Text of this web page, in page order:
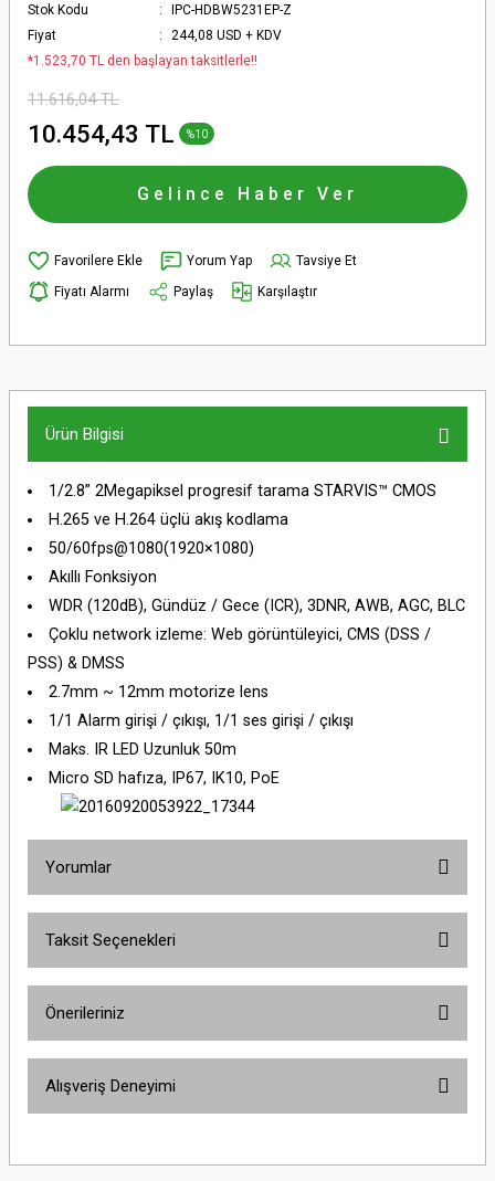
Stok Kodu
IPC-HDBW5231EP-Z
Fiyat
244,08 USD + KDV
*1.523,70 TL den başlayan taksitlerle!!
11.616,04 TL
10.454,43 TL %10
Gelince Haber Ver
Yorum Yap
Tavsiye Et
Fiyatı Alarmı
Paylaş Karşılaştır
Ürün Bilgisi
1/2.8” 2Megapiksel progresif tarama STARVIS™ CMOS
H.265 ve H.264 üçlü akış kodlama
50/60fps@1080(1920×1080)
Akıllı Fonksiyon
WDR (120dB), Gündüz / Gece (ICR), 3DNR, AWB, AGC, BLC
Çoklu network izleme: Web görüntüleyici, CMS (DSS /
PSS) & DMSS
2.7mm ~ 12mm motorize lens
1/1 Alarm girişi / çıkışı, 1/1 ses girişi / çıkışı
Maks. IR LED Uzunluk 50m
Micro SD hafıza, IP67, IK10, PoE
Yorumlar
Taksit Seçenekleri
Önerileriniz
yetersiz gördüğünüz noktaları öneri formunu kullanarak tarafımıza
Alışveriş Deneyimi